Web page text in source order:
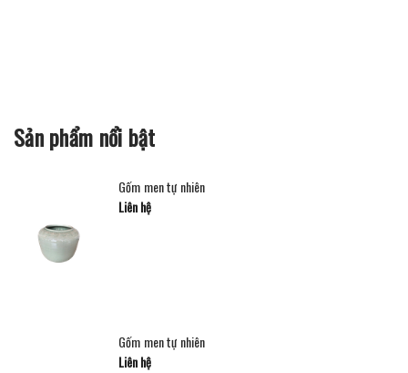
Sản phẩm nổi bật
Gốm men tự nhiên
Liên hệ
Gốm men tự nhiên
Liên hệ